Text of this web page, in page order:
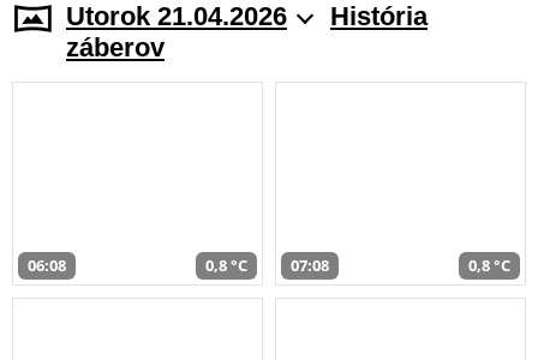
Utorok 21.04.2026
História
záberov
06:08 0,8 °C 07:08 0,8 °C